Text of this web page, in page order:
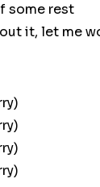
some rest
it, let me